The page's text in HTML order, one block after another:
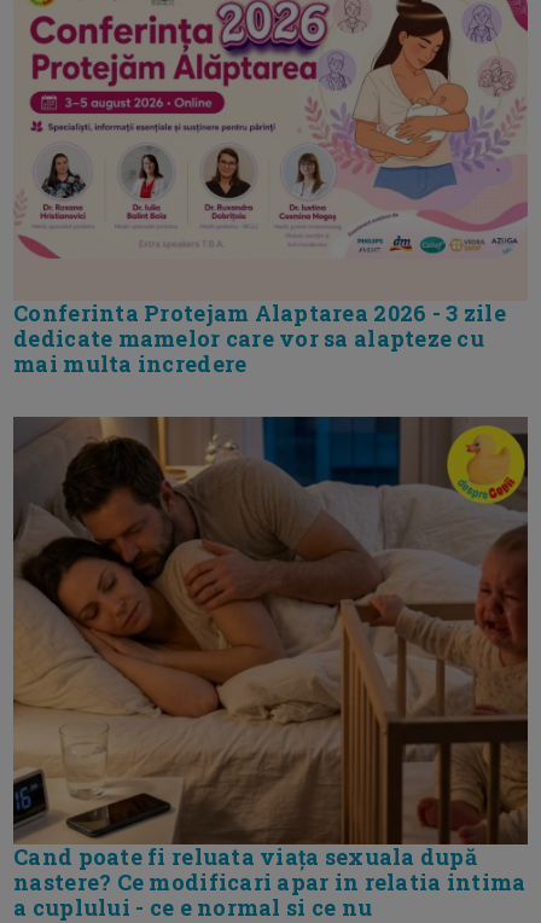
Conferinta Protejam Alaptarea 2026 - 3 zile
dedicate mamelor care vor sa alapteze cu
mai multa incredere
Cand poate fi reluata viața sexuala după
nastere? Ce modificari apar in relatia intima
a cuplului - ce e normal si ce nu